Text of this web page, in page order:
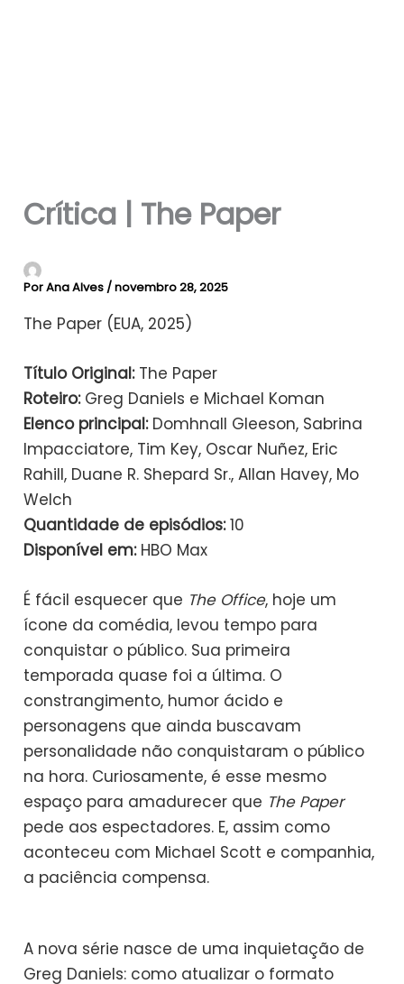
Crítica | The Paper
PorAna Alves /novembro 28, 2025
The Paper (EUA, 2025)​
Título Original: The Paper​
Roteiro:Greg Daniels e Michael Koman​
Elenco principal:Domhnall Gleeson, Sabrina
Impacciatore, Tim Key, Oscar Nuñez, Eric
Rahill, Duane R. Shepard Sr., Allan Havey, Mo
Welch​
Quantidade de episódios:10​
Disponível em: HBO Max
É fácil esquecer que The Office, hoje um
ícone da comédia, levou tempo para
conquistar o público. Sua primeira
temporada quase foi a última. O
constrangimento, humor ácido e
personagens que ainda buscavam
personalidade não conquistaram o público
na hora. Curiosamente, é esse mesmo
espaço para amadurecer que The Paper
pede aos espectadores. E, assim como
aconteceu com Michael Scott e companhia,
a paciência compensa.
A nova série nasce de uma inquietação de
Greg Daniels: como atualizar o formato